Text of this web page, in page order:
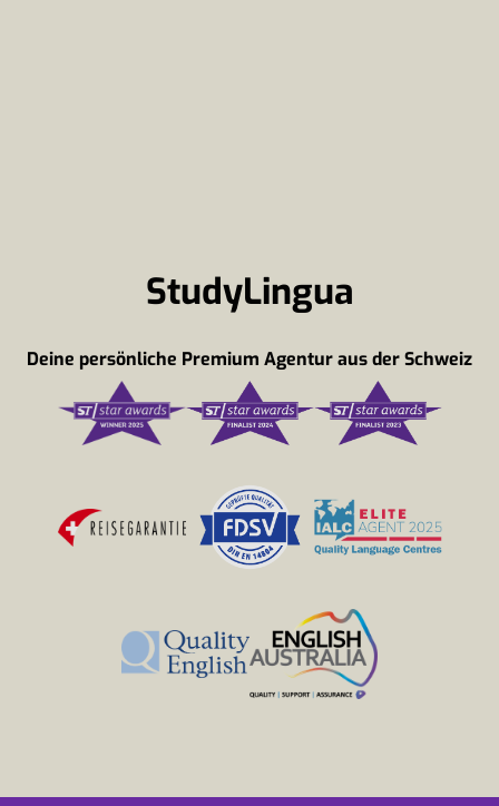
StudyLingua
Deine persönliche Premium Agentur aus der Schweiz